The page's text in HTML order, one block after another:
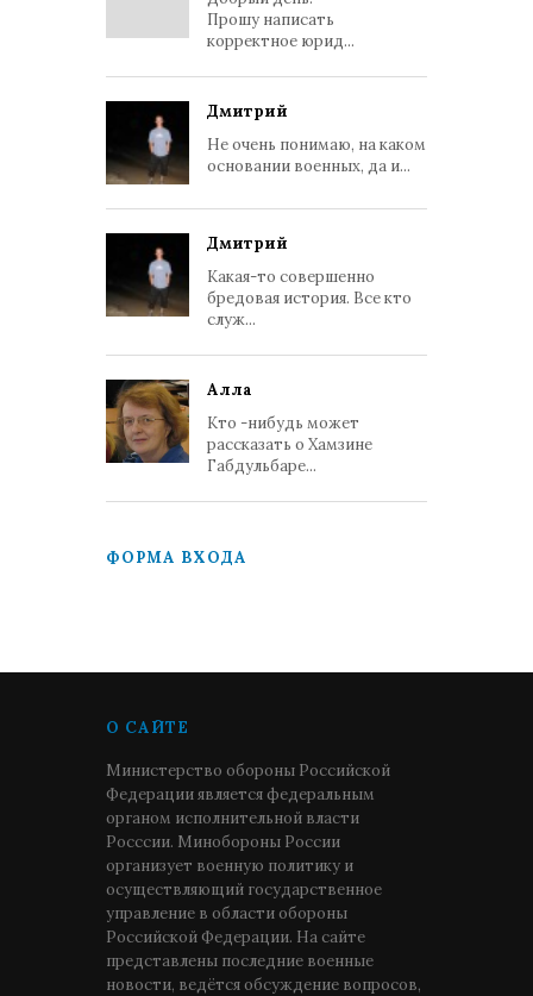
Прошу написать
корректное юрид...
Дмитрий
Не очень понимаю, на каком
основании военных, да и...
Дмитрий
Какая-то совершенно
бредовая история. Все кто
служ...
Алла
Кто -нибудь может
рассказать о Хамзине
Габдульбаре...
ФОРМА ВХОДА
О САЙТЕ
Министерство обороны Российской
Федерации является федеральным
органом исполнительной власти
Росссии. Минобороны России
организует военную политику и
осуществляющий государственное
управление в области обороны
Российской Федерации. На сайте
представлены последние военные
новости, ведётся обсуждение вопросов,